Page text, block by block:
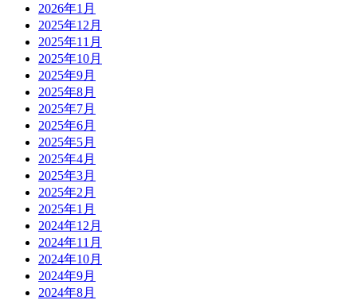
2026年1月
2025年12月
2025年11月
2025年10月
2025年9月
2025年8月
2025年7月
2025年6月
2025年5月
2025年4月
2025年3月
2025年2月
2025年1月
2024年12月
2024年11月
2024年10月
2024年9月
2024年8月